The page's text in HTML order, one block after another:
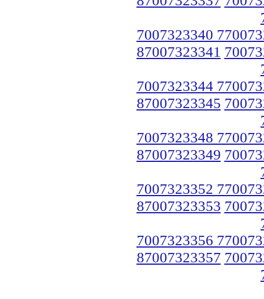
7007323340
87007323341
7007323344
87007323345
7007323348
87007323349
7007323352
87007323353
7007323356
87007323357